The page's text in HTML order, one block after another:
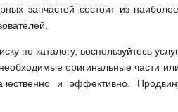
запчастей состоит из
по каталогу, воспользуйтесь
оригинальные части
и эффективно.